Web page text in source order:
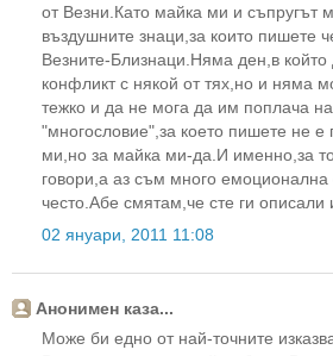
от Везни.Като майка ми и съпругът
въздушните знаци,за които пишете
Везните-Близнаци.Няма ден,в
конфликт с някой от тях,но и няма
тежко и да не мога да им поплача
"многословие",за което пишете не е
ми,но за майка ми-да.И именно,за
говори,а аз съм много емоционална
често.Абе смятам,че сте ги описали
02 януари, 2011 11:08
Анонимен каза...
Може би едно от най-точните